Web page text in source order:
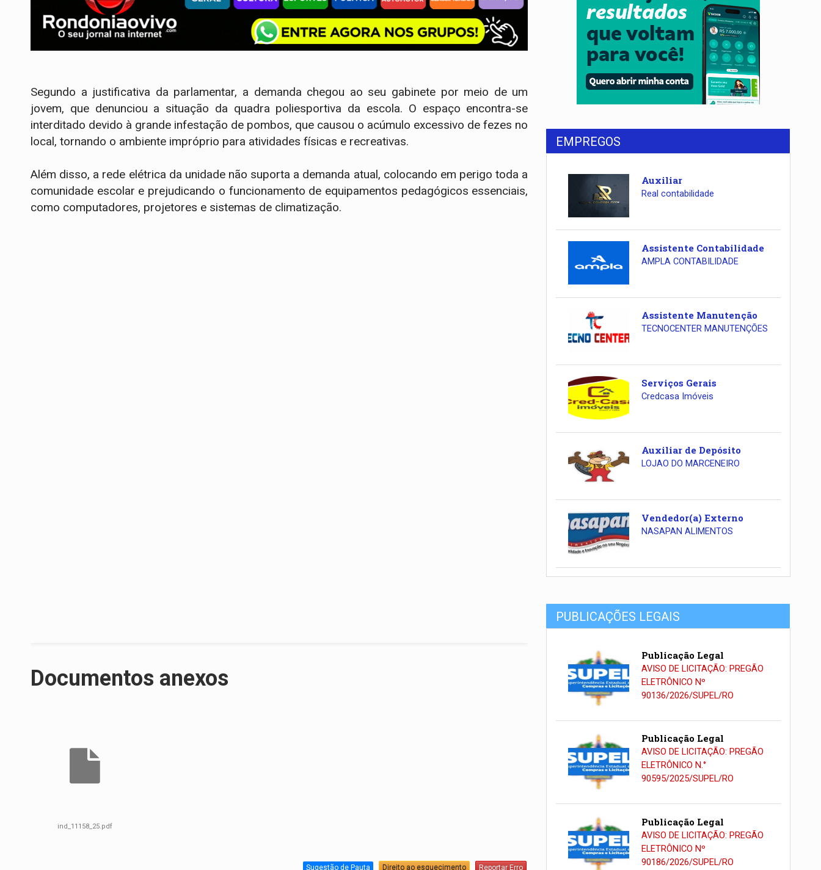
Segundo a justificativa da parlamentar, a demanda chegou ao seu gabinete por meio de um
jovem, que denunciou a situação da quadra poliesportiva da escola. O espaço encontra-se
interditado devido à grande infestação de pombos, que causou o acúmulo excessivo de fezes no
local, tornando o ambiente impróprio para atividades físicas e recreativas.
Além disso, a rede elétrica da unidade não suporta a demanda atual, colocando em perigo toda a
comunidade escolar e prejudicando o funcionamento de equipamentos pedagógicos essenciais,
como computadores, projetores e sistemas de climatização.
Documentos anexos
ind_11158_25.pdf
Sugestão de Pauta Direito ao esquecimento Reportar Erro
EMPREGOS
Auxiliar
Real contabilidade
Assistente Contabilidade
AMPLA CONTABILIDADE
Assistente Manutenção
TECNOCENTER MANUTENÇÕES
Serviços Gerais
Credcasa Imóveis
Auxiliar de Depósito
LOJAO DO MARCENEIRO
Vendedor(a) Externo
NASAPAN ALIMENTOS
PUBLICAÇÕES LEGAIS
Publicação Legal
AVISO DE LICITAÇÃO: PREGÃO
ELETRÔNICO Nº
90136/2026/SUPEL/RO
Publicação Legal
AVISO DE LICITAÇÃO: PREGÃO
ELETRÔNICO N.°
90595/2025/SUPEL/RO
Publicação Legal
AVISO DE LICITAÇÃO: PREGÃO
ELETRÔNICO Nº
90186/2026/SUPEL/RO